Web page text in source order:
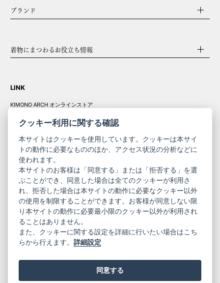
ブランド
着物にまつわるお役立ち情報
LINK
KIMONO ARCH オンラインストア
コーポレート
サイト
きものやまと振
袖
サイト
ニュースレター
ご利用案内
お問い合わせ
プライバシーポリシー
特定商取引法に基づく表記
ご利用規約
クッキー利用に関する確認
本サイトはクッキーを使用しています。クッキーは本サイ
トの動作に必要なもののほか、アクセス状況の分析などに
使われます。
本サイトのお客様は「同意する」または「拒否する」を選
ぶことができ、同意した場合は全てのクッキーが利用さ
れ、拒否した場合は本サイトの動作に必要なクッキー以外
の使用を制限することができます。お客様が同意しない限
り本サイトの動作に必要最小限のクッキー以外が利用され
ることはありません。
また、クッキーに関する設定を詳細に行いたい場合はこち
らから行えます。詳細設定
同意する